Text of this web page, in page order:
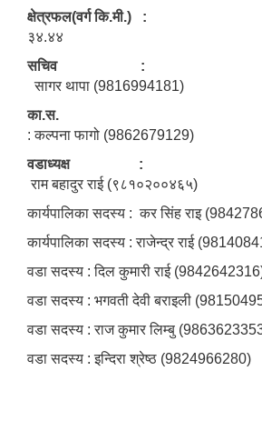
क्षेत्रफल(वर्ग कि.मी.) :
३४.४४
सचिव :
सागर थापा (9816994181)
का.स.
: कल्पना फागो (9862679129)
वडाध्यक्ष :
राम बहादुर राई (९८१०२००४६५)
कार्यपालिका सदस्य : कर सिंह राइ
कार्यपालिका सदस्य : राजेन्द्र राई
वडा सदस्य : दिल कुमारी राई
वडा सदस्य : भगवती देवी बराइली
वडा सदस्य : राज कुमार लिम्बु
वडा सदस्य : इन्दिरा श्रेष्ठ (9824966280)